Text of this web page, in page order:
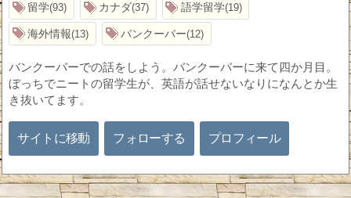
留学 93 カナダ 37 語学留学 19
海外情報 13 バンクーバー 12
バンクーバーでの話をしよう。バンクーバーに来て四か月目。
ぼっちでニートの留学生が、英語が話せないなりになんとか生
き抜いてます。
サイトに移動 フォローする プロフィール